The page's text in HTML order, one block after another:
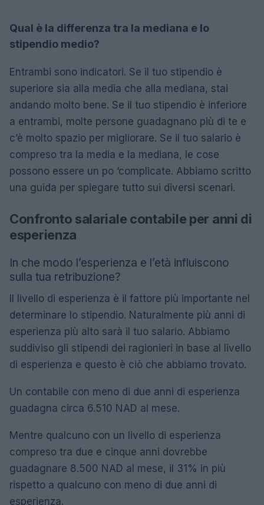
Qual è la differenza tra la mediana e lo
stipendio medio?
Entrambi sono indicatori. Se il tuo stipendio è
superiore sia alla media che alla mediana, stai
andando molto bene. Se il tuo stipendio è inferiore
a entrambi, molte persone guadagnano più di te e
c’è molto spazio per migliorare. Se il tuo salario è
compreso tra la media e la mediana, le cose
possono essere un po ‘complicate. Abbiamo scritto
una guida per spiegare tutto sui diversi scenari.
Confronto salariale contabile per anni di
esperienza
In che modo l’esperienza e l’età influiscono
sulla tua retribuzione?
Il livello di esperienza è il fattore più importante nel
determinare lo stipendio. Naturalmente più anni di
esperienza più alto sarà il tuo salario. Abbiamo
suddiviso gli stipendi dei ragionieri in base al livello
di esperienza e questo è ciò che abbiamo trovato.
Un contabile con meno di due anni di esperienza
guadagna circa 6.510 NAD al mese.
Mentre qualcuno con un livello di esperienza
compreso tra due e cinque anni dovrebbe
guadagnare 8.500 NAD al mese, il 31% in più
rispetto a qualcuno con meno di due anni di
esperienza.